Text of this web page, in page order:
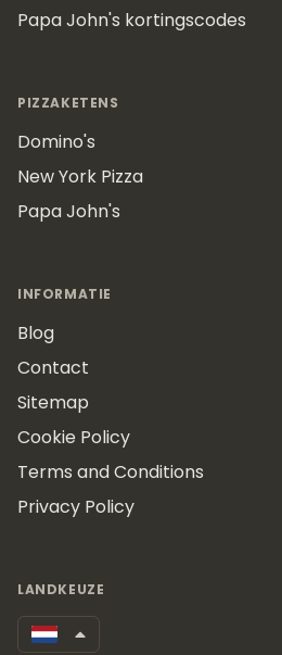
Papa John's kortingscodes
PIZZAKETENS
Domino's
New York Pizza
Papa John's
INFORMATIE
Blog
Contact
Sitemap
Cookie Policy
Terms and Conditions
Privacy Policy
LANDKEUZE